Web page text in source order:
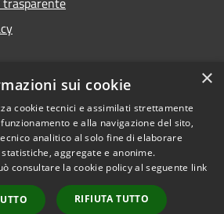
Copyright © 2026 • Comune di
Ploaghe • Powered by
Municipium•
Accesso
×
sui cookie
cookie tecnici e assimilati strettamente
e alla navigazione del sito,
analitico al solo fine di elaborare
aggregate e anonime.
consultare la cookie policy al seguente link
RIFIUTA TUTTO